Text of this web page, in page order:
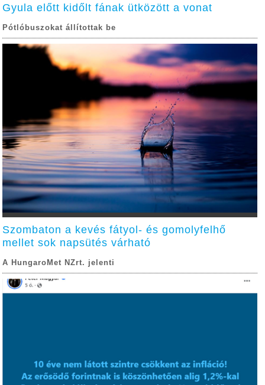
Gyula előtt kidőlt fának ütközött a vonat
Pótlóbuszokat állítottak be
Szombaton a kevés fátyol- és gomolyfelhő
mellet sok napsütés várható
A HungaroMet NZrt. jelenti